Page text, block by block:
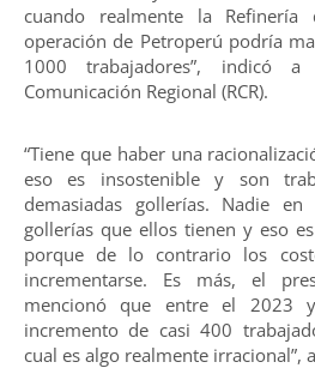
cuando realmente la
operación de Petroperú podría
1000 trabajadores”, indicó
Comunicación Regional (RCR).
“Tiene que haber una
eso es insostenible y son
demasiadas gollerías. Nadie
gollerías que ellos tienen y eso
porque de lo contrario los
incrementarse. Es más, el
mencionó que entre el 2023
incremento de casi 400
cual es algo realmente irracional”,